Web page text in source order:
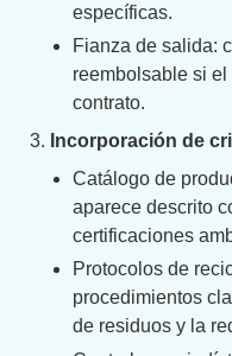
específicas.
Fianza de salida:
reembolsable si
contrato.
Incorporación de
Catálogo de
aparece descrito
certificaciones
Protocolos de
procedimientos
de residuos y la